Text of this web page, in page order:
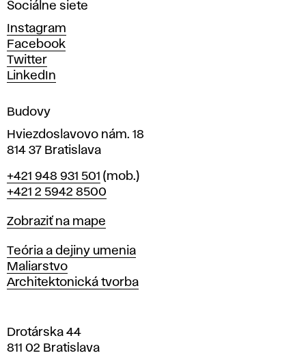
ý
c
h
u
m
e
í
v
r
a
i
l
a
v
Sociálne siete
Instagram
Facebook
Twitter
LinkedIn
Budovy
Hviezdoslavovo nám. 18
814 37 Bratislava
Telefón
+421 948 931 501 (mob.)
+421 2 5942 8500
Mapa
Zobraziť na mape
Katedry
Teória a dejiny umenia
Maliarstvo
Architektonická tvorba
Drotárska 44
811 02 Bratislava